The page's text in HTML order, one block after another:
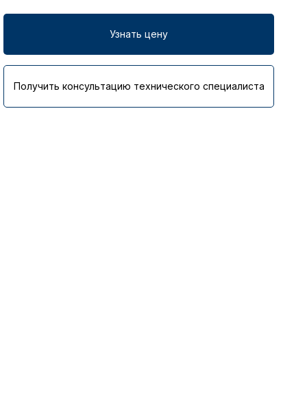
Узнать цену
Получить консультацию технического специалиста